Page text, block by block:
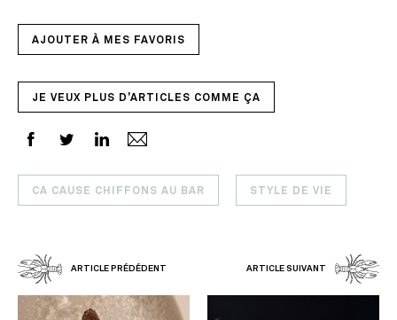
AJOUTER À MES FAVORIS
JE VEUX PLUS D'ARTICLES COMME ÇA
CA CAUSE CHIFFONS AU BAR STYLE DE VIE
ARTICLE PRÉDÉDENT ARTICLE SUIVANT